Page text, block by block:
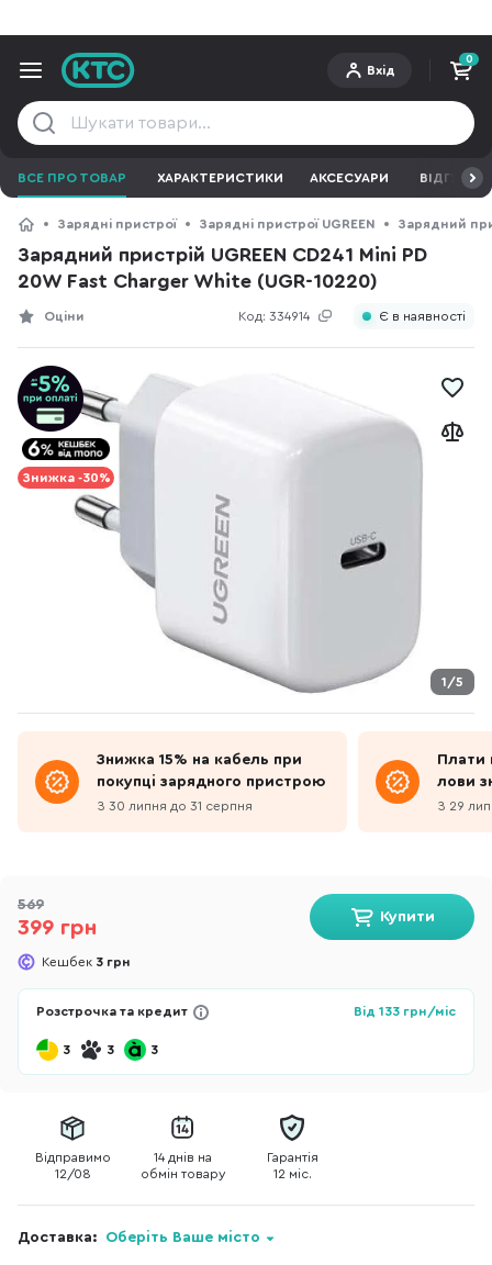
Вхід
0
ВСЕ ПРО ТОВАР ХАРАКТЕРИСТИКИ АКСЕСУАРИ ВІДГУКИ
Зарядні пристрої Зарядні пристрої UGREEN Зарядний
Зарядний пристрій UGREEN CD241 Mini PD
20W Fast Charger White (UGR-10220)
Код: 334914
Оціни Є в наявності
1/5
Знижка -30%
Знижка 15% на кабель при
покупці зарядного пристрою
З 30 липня до 31 серпня
Плати
лови
З 29
569
399 грн
Кешбек 3 грн
Купити
Розстрочка та кредит Від 133 грн/міс
3 3 3
Відправимо
12/08
14 днів на
обмін товару
Гарантія
12 міс.
Доставка: Оберіть Ваше місто